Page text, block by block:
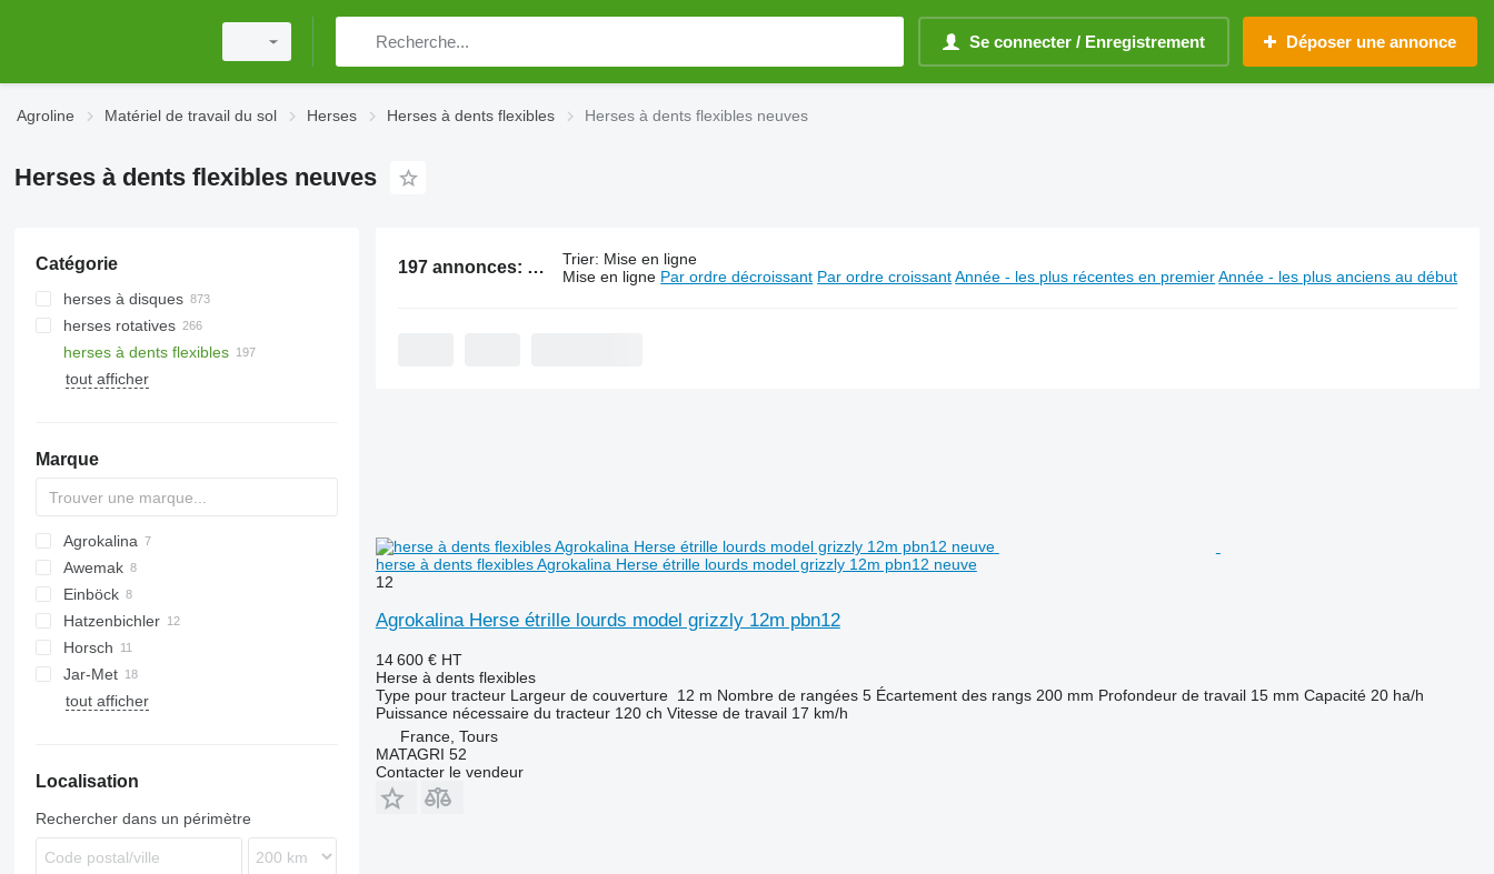
Se connecter / Enregistrement Déposer une annonce
Agroline Matériel de travail du sol Herses Herses à dents flexibles Herses à dents flexibles neuves
Herses à dents flexibles neuves
Catégorie
herses à disques
herses rotatives
herses à dents flexibles
tout afficher
Marque
Agrokalina
8
Green Ray
Awemak
Einböck
Hatzenbichler
Horsch
Cultro
Cura
Jar-Met
SCARIFLEX
Optimer
tout afficher
Localisation
Rechercher dans un périmètre
197 annonces:
Herses à dents flexibles
Trier: Mise en ligne
Mise en ligne Par ordre décroissant Par ordre croissant Année - les plus récentes en premier Année - les plus anciens au début
herse à dents flexibles Agrokalina Herse étrille lourds model grizzly 12m pbn12 neuve
12
Agrokalina Herse étrille lourds model grizzly 12m pbn12
14 600 € HT
Herse à dents flexibles
Type pour tracteur Largeur de couverture 12 m Nombre de rangées 5 Écartement des rangs 200 mm Profondeur de travail 15 mm Capacité 20 ha/h
Puissance nécessaire du tracteur 120 ch Vitesse de travail 17 km/h
France, Tours
MATAGRI 52
Contacter le vendeur